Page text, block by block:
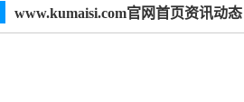
www.kumaisi.com官网首页资讯动态